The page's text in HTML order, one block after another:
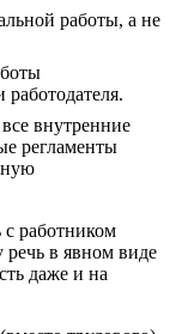
работы, а не
внутренние
регламенты
работником
речь в явном виде
даже и на